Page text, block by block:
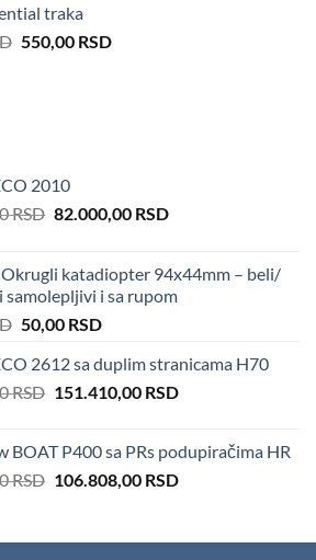
traka
Original
550,00 RSDCurrent
2010
RSD Original
100.000,00 RSD.
82.000,00 RSDCurrent
82.000,00 RSD.
katadiopter 94x44mm – beli/
i sa rupom
Original
was:
100,00 RSD.
50,00 RSDCurrent
is:
50,00 RSD.
2612 sa duplim stranicama H70
RSD Original
166.600,00 RSD.
151.410,00 RSDCurrent
151.410,00 RSD.
BOAT P400 sa PRs podupiračima HR
RSD Original
134.850,00 RSD.
106.808,00 RSDCurrent
106.808,00 RSD.